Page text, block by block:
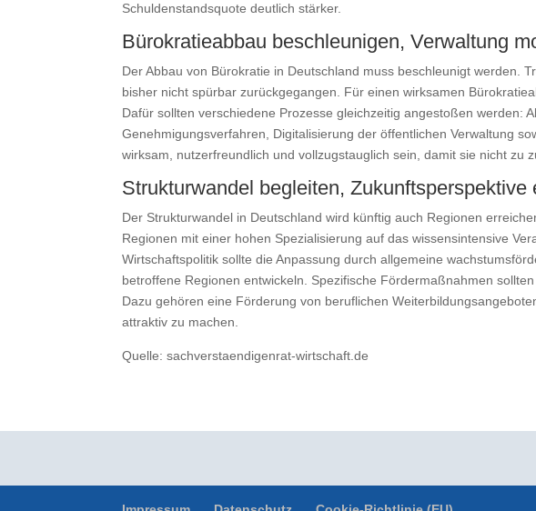
Schuldenstandsquote deutlich stärker.
Bürokratieabbau beschleunigen, Verwaltung
Der Abbau von Bürokratie in Deutschland muss beschleunigt werden.
bisher nicht spürbar zurückgegangen. Für einen wirksamen
Dafür sollten verschiedene Prozesse gleichzeitig angestoßen werden:
Genehmigungsverfahren, Digitalisierung der öffentlichen Verwaltung
wirksam, nutzerfreundlich und vollzugstauglich sein, damit sie nicht zu
Strukturwandel begleiten, Zukunftsperspektive
Der Strukturwandel in Deutschland wird künftig auch Regionen
Regionen mit einer hohen Spezialisierung auf das wissensintensive
Wirtschaftspolitik sollte die Anpassung durch allgemeine
betroffene Regionen entwickeln. Spezifische Fördermaßnahmen
Dazu gehören eine Förderung von beruflichen
attraktiv zu machen.
Quelle: sachverstaendigenrat-wirtschaft.de